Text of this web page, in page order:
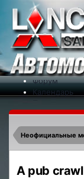
Меню
На сайт
Форум
Календарь
Новости
Контакты
Неофициальные
A pub crawl